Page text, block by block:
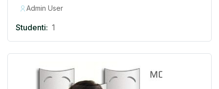
Admin User
Studenti: 1